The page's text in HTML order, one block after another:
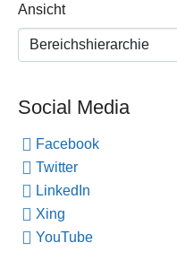
Ansicht
Social Media
Facebook
Twitter
LinkedIn
Xing
YouTube